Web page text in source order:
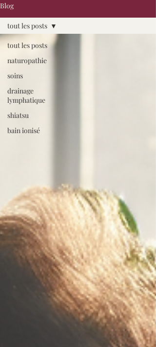
Blog
tout les posts
naturopathie
soins
drainage
lymphatique
shiatsu
bain ionisé
tout les posts